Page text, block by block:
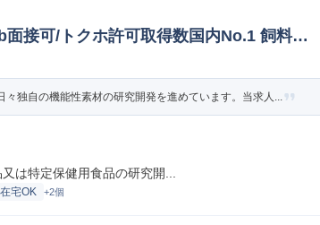
面接可/トクホ許可取得数国内No.1 飼料研
独自の機能性素材の研究開発を進めています。当求人...
は特定保健用食品の研究開...
在宅OK +2個